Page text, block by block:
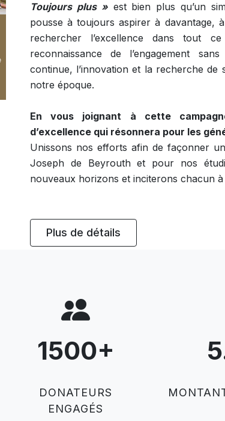
Toujours plus »est bien plus qu’un
pousse à toujours aspirer à davantage,
rechercher l’excellence dans tout
reconnaissance de l’engagement
continue, l’innovation et la recherche
notre époque.
En vous joignant à cette
d’excellence qui résonnera pour les
Unissons nos efforts afin de façonner
Joseph de Beyrouth et pour nos
nouveaux horizons et inciterons chacun
Plus de détails
1500+
DONATEURS
ENGAGÉS
5